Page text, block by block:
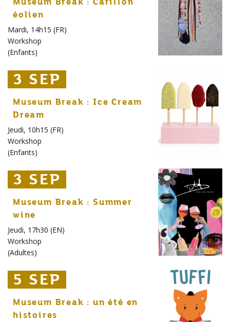
éolien
Mardi, 14h15 (FR)
Workshop
(Enfants)
3 SEP
3 SEP
3 SEP
Museum Break : Ice Cream
Dream
Jeudi, 10h15 (FR)
Workshop
(Enfants)
3 SEP
3 SEP
3 SEP
Museum Break : Summer
wine
Jeudi, 17h30 (EN)
Workshop
(Adultes)
5 SEP
5 SEP
5 SEP
Museum Break : un été en
histoires